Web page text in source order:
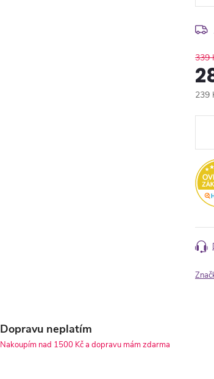
339
239
Dopravu neplatím
Nakoupím nad 1500 Kč a dopravu mám zdarma